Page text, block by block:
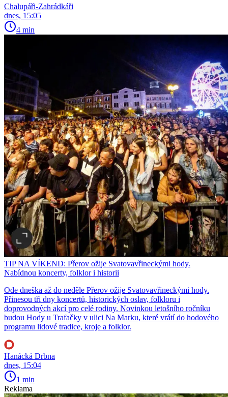
Chalupáři-Zahrádkáři
dnes, 15:05
4 min
TIP NA VÍKEND: Přerov ožije Svatovavřineckými hody.
Nabídnou koncerty, folklor i historii
Ode dneška až do neděle Přerov ožije Svatovavřineckými hody.
Přinesou tři dny koncertů, historických oslav, folkloru i
doprovodných akcí pro celé rodiny. Novinkou letošního ročníku
budou Hody u Trafačky v ulici Na Marku, které vrátí do hodového
programu lidové tradice, kroje a folklor.
Hanácká Drbna
dnes, 15:04
1 min
Reklama